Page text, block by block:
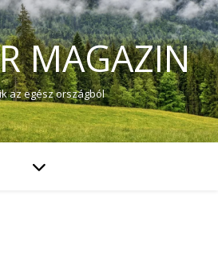
MAGAZIN
az egész országból